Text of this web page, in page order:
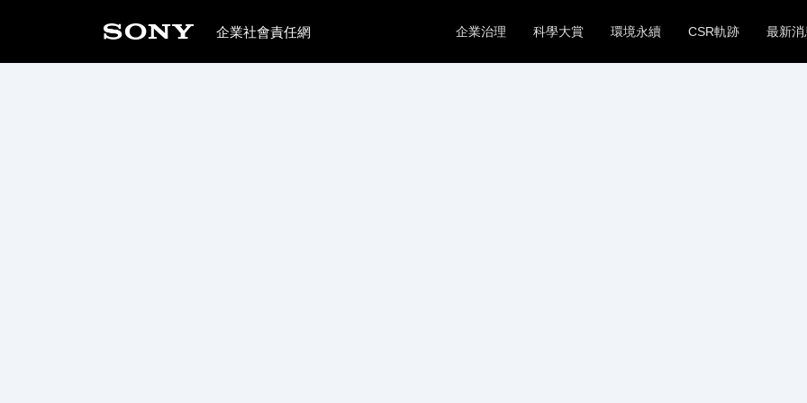
企業社會責任網 企業治理 科學大賞 環境永續 CSR軌跡 最新消